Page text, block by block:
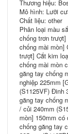
Thương hiệu:
Mô hình: Lưỡi
Chất liệu: other
Phân loại màu
chống trơn
chống mài mòn]
trượt] Cắt kim
chống mài mòn
găng tay chống
nghiệp 225mm
(S1125VF) Đinh
găng tay chống
/ củi 240mm
mòn] 150mm
chống găng tay